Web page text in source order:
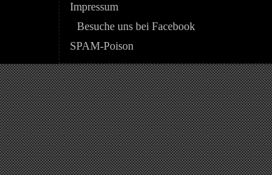
Impressum
Besuche uns bei Facebook
SPAM-Poison